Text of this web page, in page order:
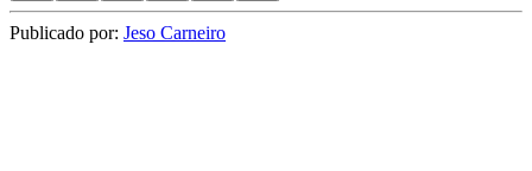
Publicado por: Jeso Carneiro